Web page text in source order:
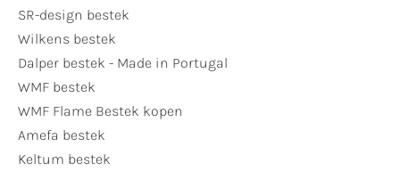
SR-design bestek
Wilkens bestek
Dalper bestek - Made in Portugal
WMF bestek
WMF Flame Bestek kopen
Amefa bestek
Keltum bestek